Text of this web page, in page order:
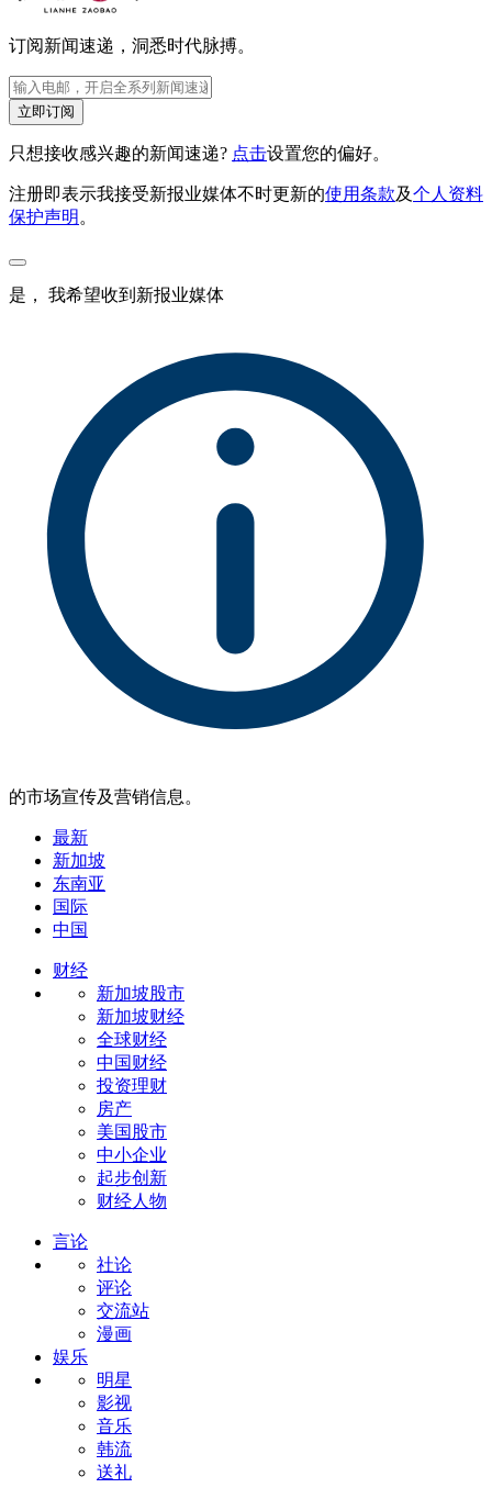
订阅新闻速递，洞悉时代脉搏。
立即订阅
只想接收感兴趣的新闻速递? 点击设置您的偏好。
注册即表示我接受新报业媒体不时更新的使用条款及个人资料
保护声明 。
是， 我希望收到新报业媒体
的市场宣传及营销信息。
最新
新加坡
东南亚
国际
中国
财经
新加坡股市
新加坡财经
全球财经
中国财经
投资理财
房产
美国股市
中小企业
起步创新
财经人物
言论
社论
评论
交流站
漫画
娱乐
明星
影视
音乐
韩流
送礼